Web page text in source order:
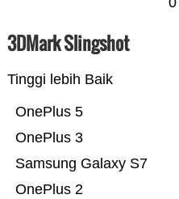
3DMark Slingshot
Tinggi lebih Baik
OnePlus 2
Samsung Galaxy S7
OnePlus 3
OnePlus 5